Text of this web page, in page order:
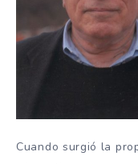
Cuando surgió la